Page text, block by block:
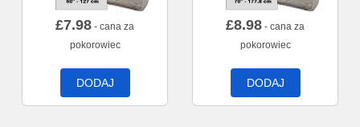
£7.98 - cana za
pokorowiec
DODAJ
£8.98 - cana za
pokorowiec
DODAJ